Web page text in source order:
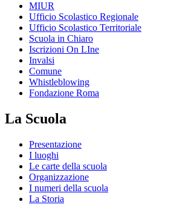
MIUR
Ufficio Scolastico Regionale
Ufficio Scolastico Territoriale
Scuola in Chiaro
Iscrizioni On LIne
Invalsi
Comune
Whistleblowing
Fondazione Roma
La Scuola
Presentazione
I luoghi
Le carte della scuola
Organizzazione
I numeri della scuola
La Storia